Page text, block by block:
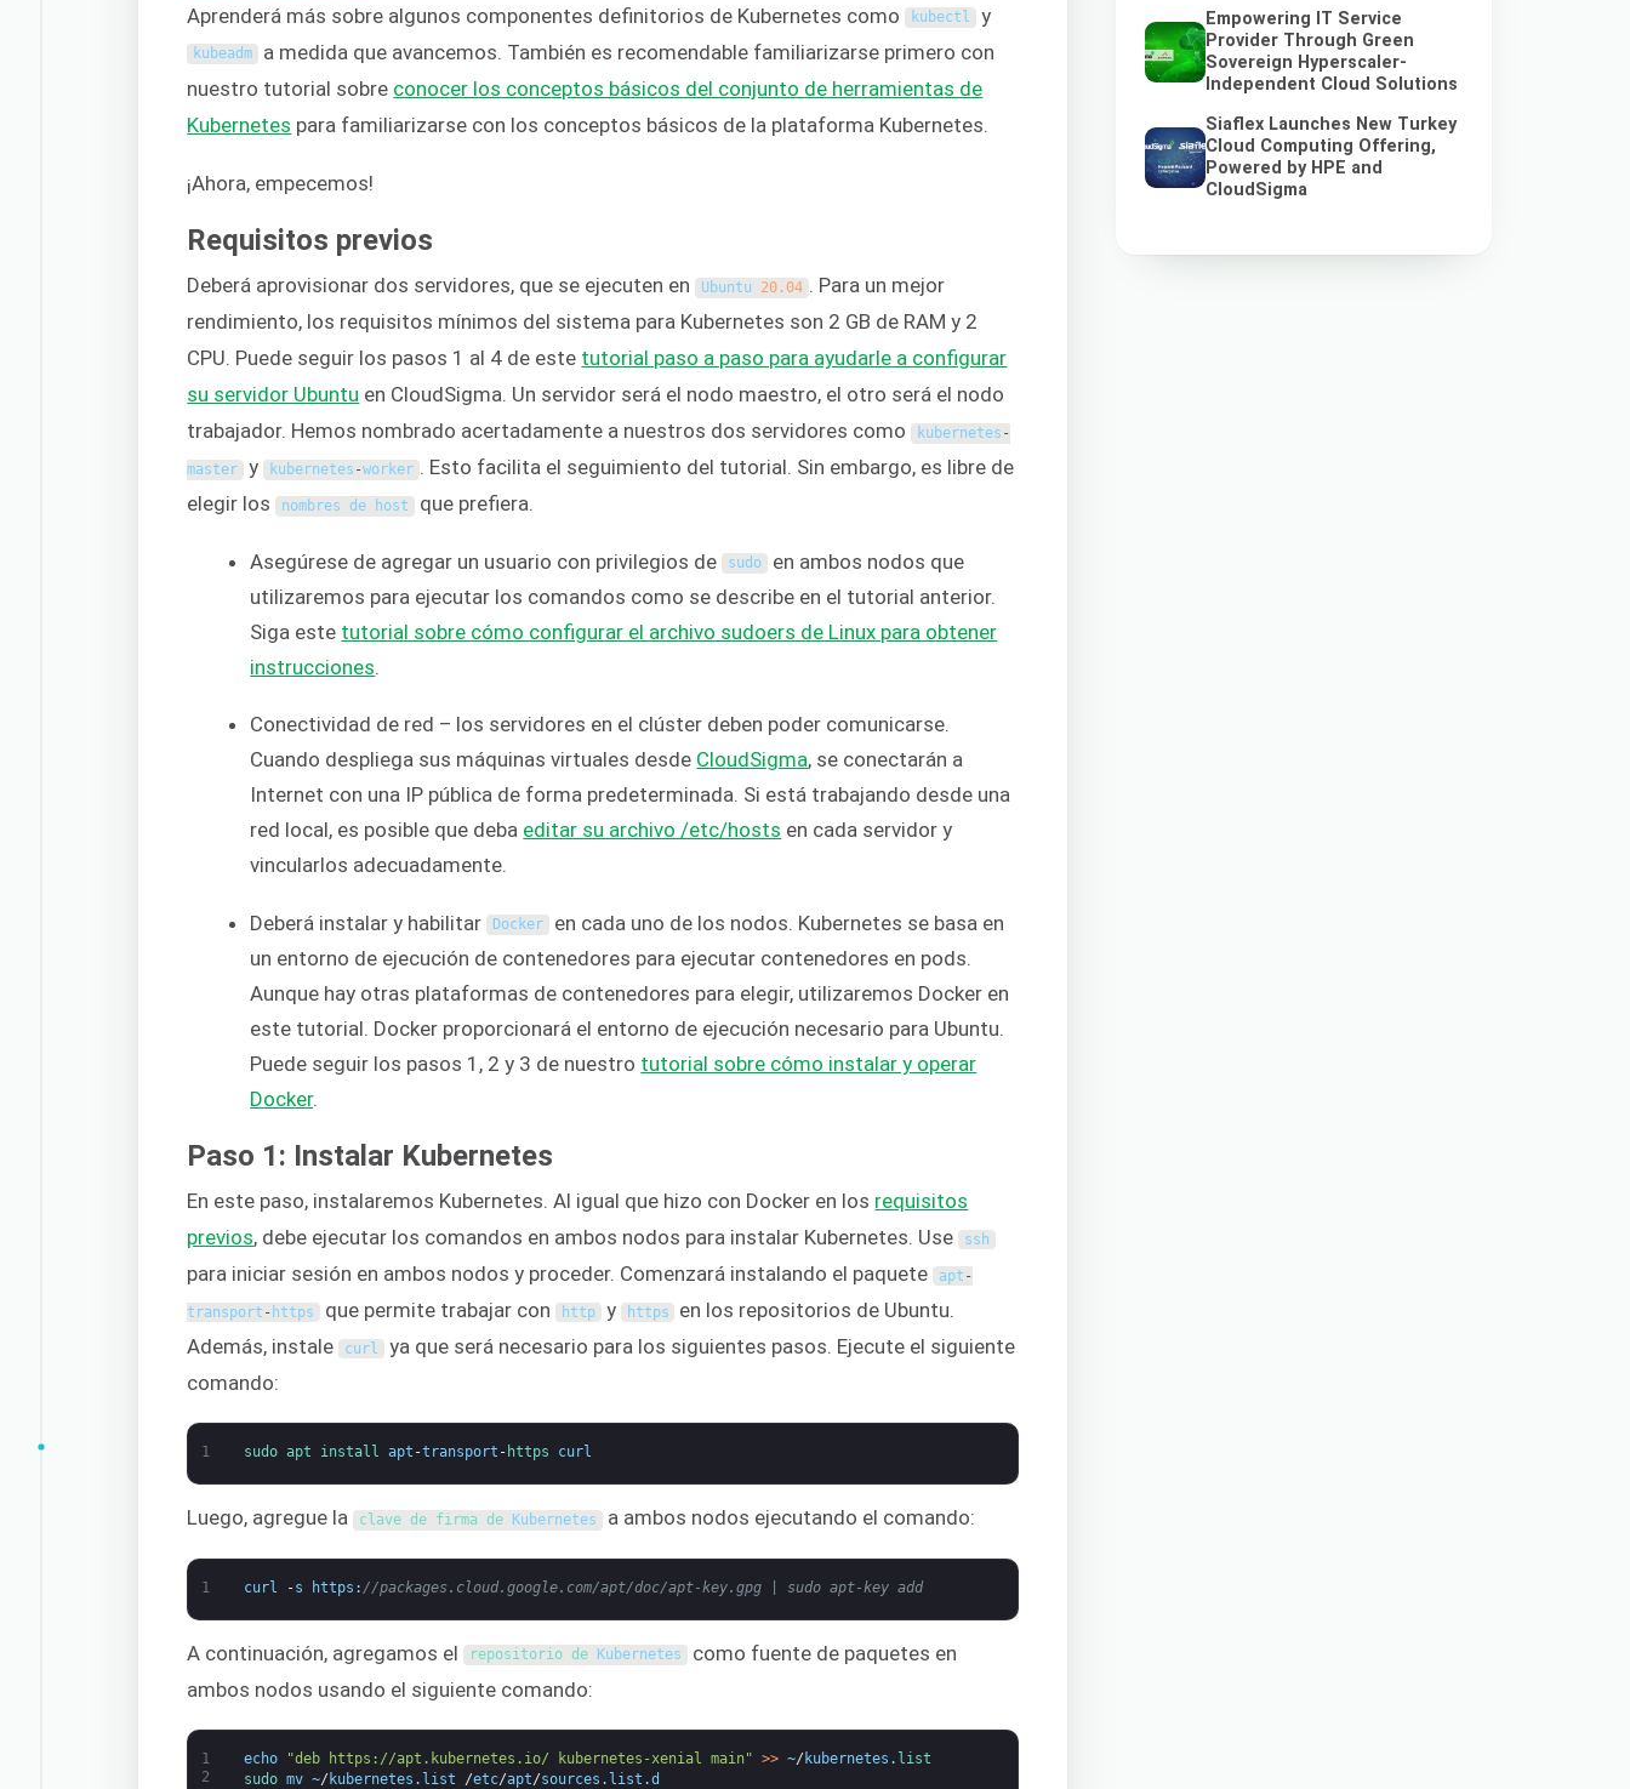
Aprenderá más sobre algunos componentes definitorios de Kubernetes como kubectl y
kubeadm a medida que avancemos. También es recomendable familiarizarse primero con
nuestro tutorial sobre conocer los conceptos básicos del conjunto de herramientas de
Kubernetes para familiarizarse con los conceptos básicos de la plataforma Kubernetes.
¡Ahora, empecemos!
Requisitos previos
Deberá aprovisionar dos servidores, que se ejecuten en Ubuntu 20.04 . Para un mejor
rendimiento, los requisitos mínimos del sistema para Kubernetes son 2 GB de RAM y 2
CPU. Puede seguir los pasos 1 al 4 de este tutorial paso a paso para ayudarle a configurar
su servidor Ubuntu en CloudSigma. Un servidor será el nodo maestro, el otro será el nodo
trabajador. Hemos nombrado acertadamente a nuestros dos servidores como kubernetes -
master y kubernetes -worker . Esto facilita el seguimiento del tutorial. Sin embargo, es libre de
elegir los nombres de host que prefiera.
Asegúrese de agregar un usuario con privilegios de sudo en ambos nodos que
utilizaremos para ejecutar los comandos como se describe en el tutorial anterior.
Siga este tutorial sobre cómo configurar el archivo sudoers de Linux para obtener
instrucciones
Conectividad de red – los servidores en el clúster deben poder comunicarse.
Cuando despliega sus máquinas virtuales desde CloudSigma, se conectarán a
Internet con una IP pública de forma predeterminada. Si está trabajando desde una
red local, es posible que deba editar su archivo /etc/hosts en cada servidor y
vincularlos adecuadamente.
Deberá instalar y habilitar Docker en cada uno de los nodos. Kubernetes se basa en
un entorno de ejecución de contenedores para ejecutar contenedores en pods.
Aunque hay otras plataformas de contenedores para elegir, utilizaremos Docker en
este tutorial. Docker proporcionará el entorno de ejecución necesario para Ubuntu.
Puede seguir los pasos 1, 2 y 3 de nuestro tutorial sobre cómo instalar y operar
Docker.
Paso 1: Instalar Kubernetes
En este paso, instalaremos Kubernetes. Al igual que hizo con Docker en los requisitos
previos, debe ejecutar los comandos en ambos nodos para instalar Kubernetes. Use ssh
para iniciar sesión en ambos nodos y proceder. Comenzará instalando el paquete apt -
transport - https que permite trabajar con http y https
en los repositorios de Ubuntu.
Además, instale curl ya que será necesario para los siguientes pasos. Ejecute el siguiente
comando:
1 sudo apt install apt -transport - https curl
Luego, agregue la clave de firma de Kubernetes a ambos nodos ejecutando el comando:
1 curl -s https : //packages.cloud.google.com/apt/doc/apt-key.gpg | sudo apt-key add
A continuación, agregamos el repositorio de Kubernetes como fuente de paquetes en
ambos nodos usando el siguiente comando:
1
2
echo "deb https://apt.kubernetes.io/ kubernetes-xenial main" >> ~/ kubernetes . list
sudo mv ~/ kubernetes . list /etc/apt/sources . list .d
Empowering IT Service
Provider Through Green
Sovereign Hyperscaler-
Independent Cloud Solutions
Siaflex Launches New Turkey
Cloud Computing Offering,
Powered by HPE and
CloudSigma